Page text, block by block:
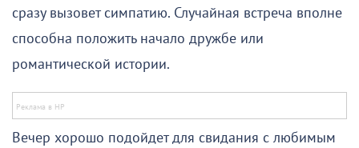
сразу вызовет симпатию. Случайная встреча вполне
способна положить начало дружбе или
романтической истории.
Вечер хорошо подойдет для свидания с любимым